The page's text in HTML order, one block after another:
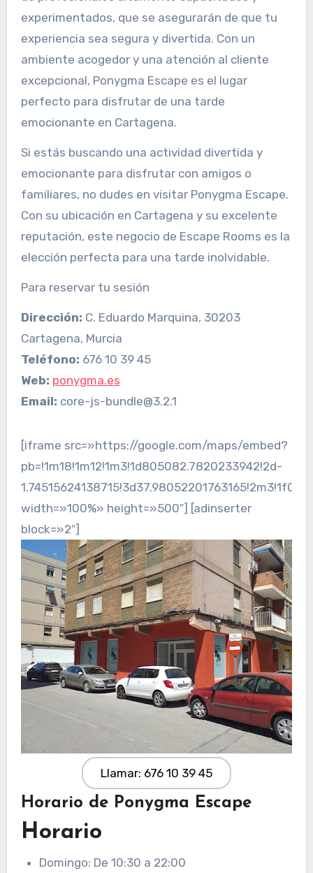
experimentados, que se asegurarán de que tu
experiencia sea segura y divertida. Con un
ambiente acogedor y una atención al cliente
excepcional, Ponygma Escape es el lugar
perfecto para disfrutar de una tarde
emocionante en Cartagena.
Si estás buscando una actividad divertida y
emocionante para disfrutar con amigos o
familiares, no dudes en visitar Ponygma Escape.
Con su ubicación en Cartagena y su excelente
reputación, este negocio de Escape Rooms es la
elección perfecta para una tarde inolvidable.
Para reservar tu sesión
Dirección: C. Eduardo Marquina, 30203
Cartagena, Murcia
Teléfono: 676 10 39 45
Web: ponygma.es
Email: core-js-bundle@3.2.1
[iframe src=»https://google.com/maps/embed?
pb=!1m18!1m12!1m3!1d805082.7820233942!2d-
width=»100%» height=»500″] [adinserter
block=»2″]
Llamar: 676 10 39 45
Horario de Ponygma Escape
Horario
Domingo: De 10:30 a 22:00